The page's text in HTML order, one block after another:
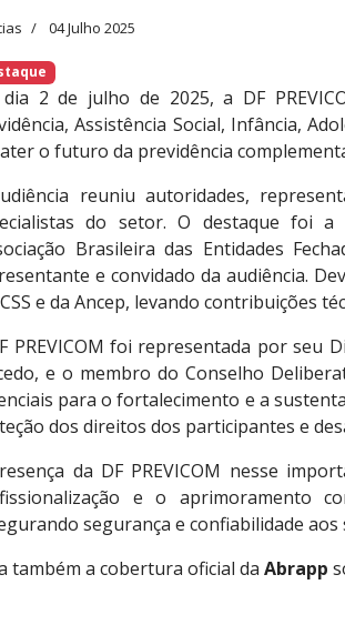
04 Julho 2025
2 de julho de 2025, a DF
Assistência Social, Infância,
o futuro da previdência
reuniu autoridades,
do setor. O destaque foi a
Brasileira das Entidades
e convidado da audiência.
e da Ancep, levando contribuições
PREVICOM foi representada por seu
e o membro do Conselho
para o fortalecimento e a
dos direitos dos participantes e
da DF PREVICOM nesse
e o aprimoramento
segurança e confiabilidade
também a cobertura oficial da Abrapp